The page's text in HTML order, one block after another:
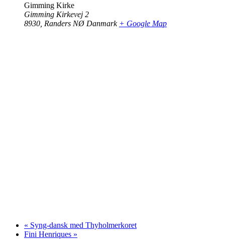
Gimming Kirke
Gimming Kirkevej 2
8930 Randers NØ Danmark + Google Map
« Syng-dansk med Thyholmerkoret
Fini Henriques »